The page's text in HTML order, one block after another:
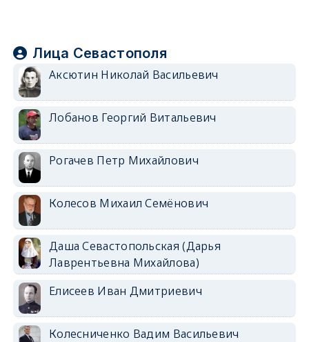
Лица Севастополя
Аксютин Николай Васильевич
Лобанов Георгий Витальевич
Рогачев Петр Михайлович
Колесов Михаил Семёнович
Даша Севастопольская (Дарья
Лаврентьевна Михайлова)
Елисеев Иван Дмитриевич
Колесниченко Вадим Васильевич